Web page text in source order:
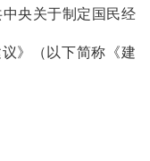
央关于制定国民经
》（以下简称《建